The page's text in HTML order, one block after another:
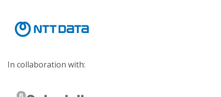
In collaboration with: